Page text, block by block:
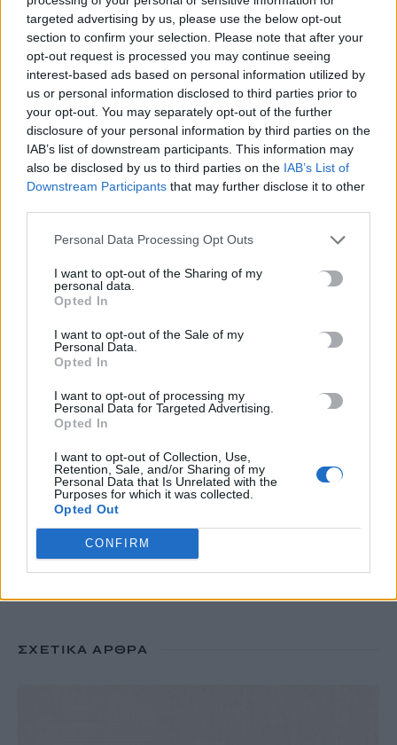
targeted advertising by us, please use the below opt-out
section to confirm your selection. Please note that after your
opt-out request is processed you may continue seeing
interest-based ads based on personal information utilized by
us or personal information disclosed to third parties prior to
your opt-out. You may separately opt-out of the further
disclosure of your personal information by third parties on the
IAB’s list of downstream participants. This information may
also be disclosed by us to third parties on the IAB’s List of
Downstream Participants that may further disclose it to other
Personal Data Processing Opt Outs
I want to opt-out of the Sharing of my
personal data.
Opted In
I want to opt-out of the Sale of my
Personal Data.
Opted In
I want to opt-out of processing my
Personal Data for Targeted Advertising.
Opted In
I want to opt-out of Collection, Use,
Retention, Sale, and/or Sharing of my
Personal Data that Is Unrelated with the
Purposes for which it was collected.
Opted Out
CONFIRM
Νέα χρηματοδότηση 1,5 εκατ. ευρώ για διαπλάτυνση του
Αγιοβασιλιώτικου Παραλιακού Δρόμου
6 Αυγούστου, 2026
Τι δείχνει η ιατροδικαστική εξέταση για τα αίτια θανάτου του
90χρονου που εντοπίστηκε μέσα σε καταψύκτη
6 Αυγούστου, 2026
Το Αρκαλοχώρι γιόρτασε τον Προστάτη και Πολιούχο του
Παρατείνονται τα προληπτικά μέτρα στην Κρήτη για την
6 Αυγούστου, 2026
Έκτακτο επίδομα παιδιού: Ποιοι πάνε ταμείο
6 Αυγούστου, 2026
TRENDING
ΝΕΕΣ ΤΑΥΤΟΤΗΤΕΣ
ΚΑΡΤΑ ΑΓΡΟΤΗ
ΣΧΕΤΙΚΆ ΆΡΘΡΑ